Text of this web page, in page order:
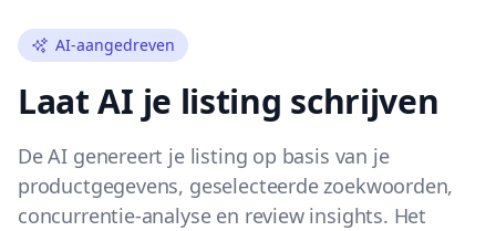
AI-aangedreven
Laat AI je listing schrijven
De AI genereert je listing op basis van je
productgegevens, geselecteerde zoekwoorden,
concurrentie-analyse en review insights. Het